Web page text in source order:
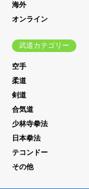
海外
オンライン
武道カテゴリー
空手
柔道
剣道
合気道
少林寺拳法
日本拳法
テコンドー
その他